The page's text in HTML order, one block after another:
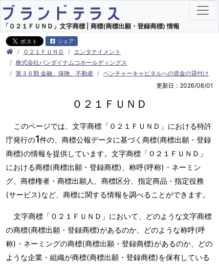
「０２１ＦＵＮＤ」文字商標 | 商標(商標出願・登録商標) 情報
シェア
０２１ＦＵＮＤ
エンタテイメント
株式会社バンダイナムコホールディングス
第３６類 金融、保険、不動産
ベンチャーキャピタルへの資金の貸付け
更新日：2026/08/01
０２１ＦＵＮＤ
このページでは、文字商標「０２１ＦＵＮＤ」における特許
庁発行の1件の、商標公報データに基づく商標(商標出願・登録
商標)の情報を提供しています。文字商標「０２１ＦＵＮＤ」
における商標(商標出願・登録商標)、称呼(呼称)・ネーミン
グ、商標権者・商標出願人、商標区分、指定商品・指定役務
(サービス)など、商標に関する情報を調べることができます。
文字商標「０２１ＦＵＮＤ」において、どのような文字商標
の商標(商標出願・登録商標)があるのか、どのような称呼(呼
称)・ネーミングの商標(商標出願・登録商標)があるのか、どの
ような企業・組織が商標(商標出願・登録商標)を保有している